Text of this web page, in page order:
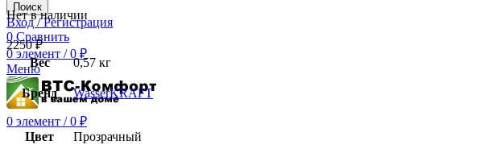
Поиск
Вход / Регистрация
0 Сравнить
0элемент / 0 ₽
Меню
0 элемент / 0 ₽
Нет в наличии
2250₽
Вес
0,57 кг
Бренд WasserKRAFT
Цвет Прозрачный